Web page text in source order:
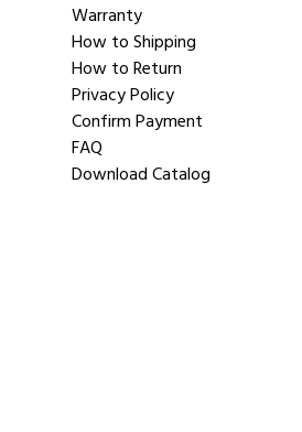
Warranty
How to Shipping
How to Return
Privacy Policy
Confirm Payment
FAQ
Download Catalog